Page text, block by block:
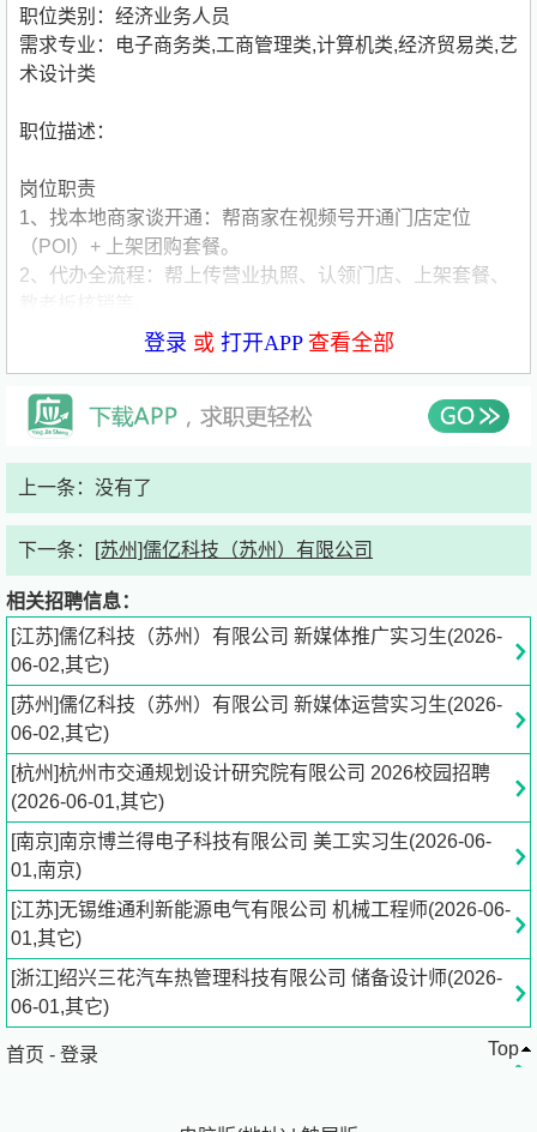
职位类别：经济业务人员
需求专业：电子商务类,工商管理类,计算机类,经济贸易类,艺
术设计类
职位描述：
岗位职责
1、找本地商家谈开通：帮商家在视频号开通门店定位
（POI）+ 上架团购套餐。
2、代办全流程：帮上传营业执照、认领门店、上架套餐、
1.大专 / 本科在校生，（实习，大三 / 大四）专业不限
3.无需相关经验可以。
6.踏实、勤快、吃苦、行动力强
7.农村学生优先
8.有创业想法优先，全程opc创业辅导扶持链接资源
薪资福利
1、一次性：200–500 元 / 店，月结，业务熟练每天3-6单，
一个月额外3000-10000收入
2、福利：
1）锻炼社交能力和口才，增加沟通、谈判、陌拜，实战经
验，全方位提升能力
2）实习证明：正常完成工作可开官方实习证明，有转正 /
长期兼职机会。实习背景可写进简历 ——“微信生态官方业
务实操，视频号团购本地生活 BD，拓展 XX 家商户，完成
业务流水 XX 万”。简历硬技能直接拉满
3）拓展人脉：认识一堆老板，以后兼职 / 创业都有用。
4）赚生活费、减轻家里负担，积累资金为创业做原始积
累。
登录 或 打开APP查看全部
上一条：没有了
下一条： [苏州]儒亿科技（苏州）有限公司
相关招聘信息：
[江苏]儒亿科技（苏州）有限公司 新媒体推广实习生(2026-
06-02,其它)
[苏州]儒亿科技（苏州）有限公司 新媒体运营实习生(2026-
06-02,其它)
[杭州]杭州市交通规划设计研究院有限公司 2026校园招聘
(2026-06-01,其它)
[南京]南京博兰得电子科技有限公司 美工实习生(2026-06-
01,南京)
[江苏]无锡维通利新能源电气有限公司 机械工程师(2026-06-
01,其它)
[浙江]绍兴三花汽车热管理科技有限公司 储备设计师(2026-
06-01,其它)
首页 - 登录 Top